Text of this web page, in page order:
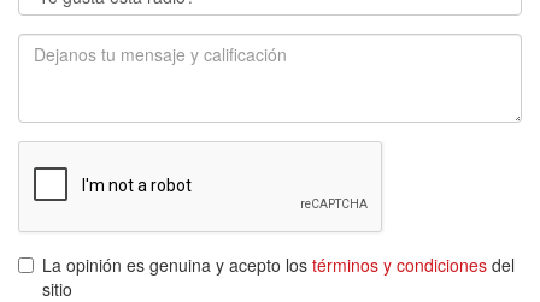
La opinión es genuina y acepto los términos y condiciones del
sitio